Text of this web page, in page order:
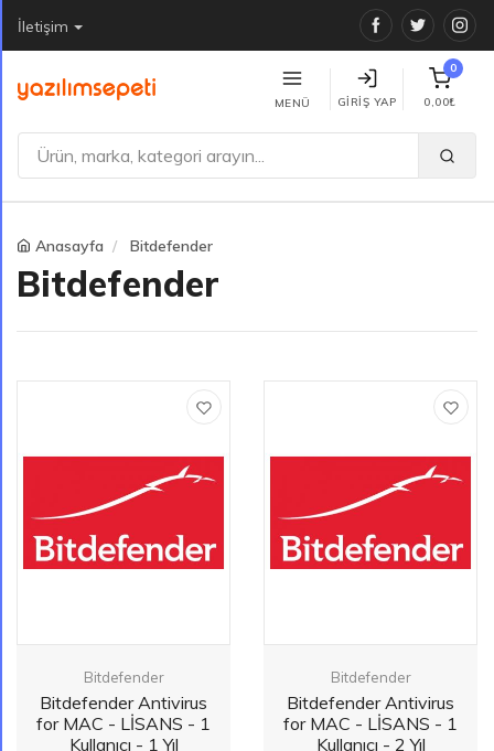
İletişim Facebook
Twitter
MENÜ GIRIŞ YAP
0
0,00₺
Anasayfa Bitdefender
Bitdefender
Bitdefender
Bitdefender Antivirus
for MAC - LİSANS - 1
Kullanıcı - 1 Yıl
Bitdefender
Bitdefender Antivirus
for MAC - LİSANS - 1
Kullanıcı - 2 Yıl